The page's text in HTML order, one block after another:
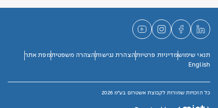
תנאי שימושמדיניות פרטיותהצהרת נגישותהצהרה משפטיתמפת אתר
English
כל הזכויות שמורות לקבוצת אשטרום בע"מ 2026